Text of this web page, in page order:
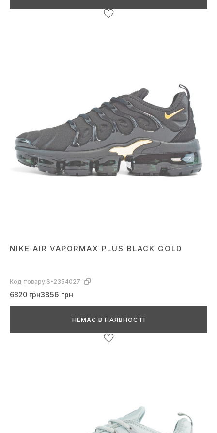
NIKE AIR VAPORMAX PLUS BLACK GOLD
Код товару:S-2354027
6820 грн3856 грн
НЕМАЄ В НАЯВНОСТІ